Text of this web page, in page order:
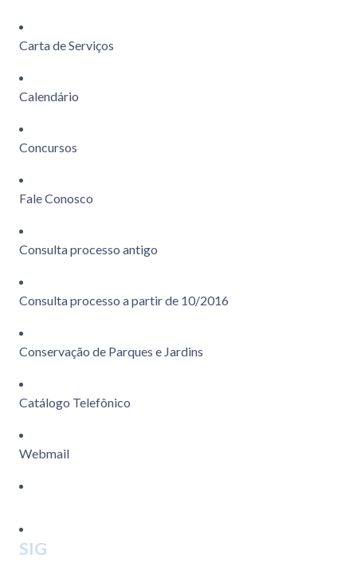
Carta de Serviços
Calendário
Concursos
Fale Conosco
Consulta processo antigo
Consulta processo a partir de 10/2016
Conservação de Parques e Jardins
Catálogo Telefônico
Webmail
SIG